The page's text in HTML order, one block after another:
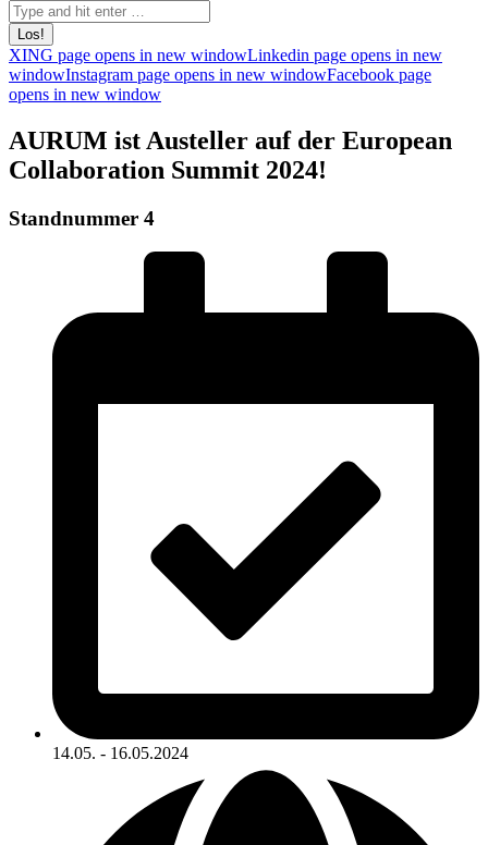
XING page opens in new windowLinkedin page opens in new
windowInstagram page opens in new windowFacebook page
opens in new window
AURUM ist Austeller auf der European
Collaboration Summit 2024!
Standnummer 4
14.05. - 16.05.2024